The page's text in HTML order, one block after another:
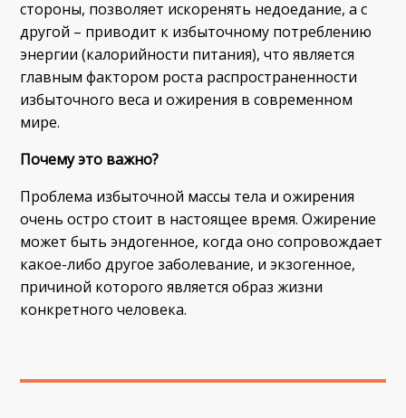
стороны, позволяет искоренять недоедание, а с
другой – приводит к избыточному потреблению
энергии (калорийности питания), что является
главным фактором роста распространенности
избыточного веса и ожирения в современном
мире.
Почему это важно?
Проблема избыточной массы тела и ожирения
очень остро стоит в настоящее время. Ожирение
может быть эндогенное, когда оно сопровождает
какое-либо другое заболевание, и экзогенное,
причиной которого является образ жизни
конкретного человека.